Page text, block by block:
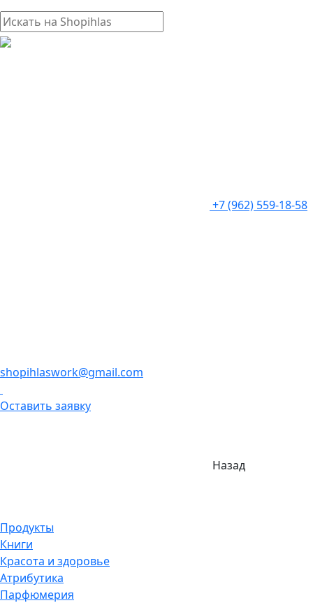
+7 (962) 559-18-58
shopihlaswork@gmail.com
Оставить заявку
Назад
Продукты
Книги
Красота и здоровье
Атрибутика
Парфюмерия